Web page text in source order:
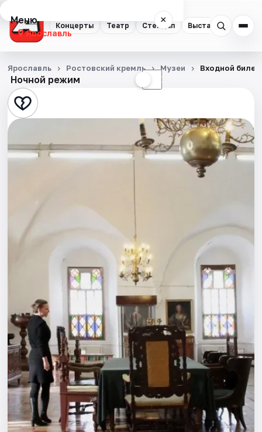
Концерты Театр Стендап Выставки
Меню ×
Ярославль
Концерты
Театр
Стендап
Выставки
События
Артисты
Рейтинги
Ночной режим ☾
Ярославль Ростовский кремль Музеи Входной